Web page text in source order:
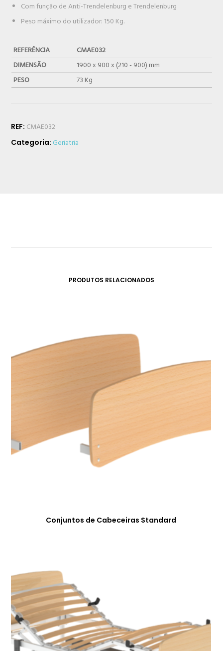
Com função de Anti-Trendelenburg e Trendelenburg
Peso máximo do utilizador: 150 Kg.
REFERÊNCIA
CMAE032
DIMENSÃO
1900 x 900 x (210 - 900) mm
PESO
73 Kg
REF: CMAE032
Categoria: Geriatria
PRODUTOS RELACIONADOS
Conjuntos de Cabeceiras Standard